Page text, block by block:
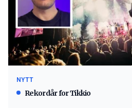
NYTT
Rekordår for Tikkio